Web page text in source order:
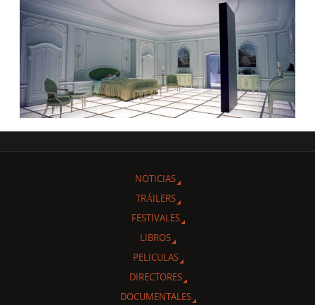
NOTICIAS
TRÁILERS
FESTIVALES
LIBROS
PELICULAS
DIRECTORES
DOCUMENTALES